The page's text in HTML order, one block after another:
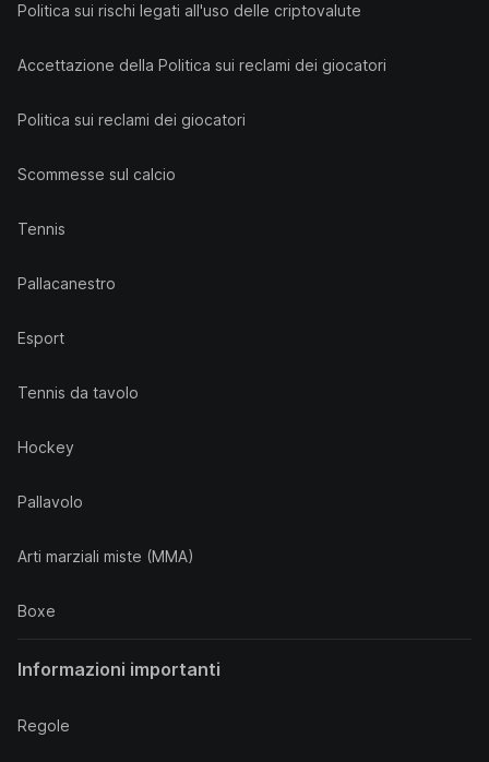
Politica sui rischi legati all'uso delle criptovalute
Accettazione della Politica sui reclami dei giocatori
Politica sui reclami dei giocatori
Scommesse sul calcio
Tennis
Pallacanestro
Esport
Tennis da tavolo
Hockey
Pallavolo
Arti marziali miste (MMA)
Boxe
Informazioni importanti
Regole